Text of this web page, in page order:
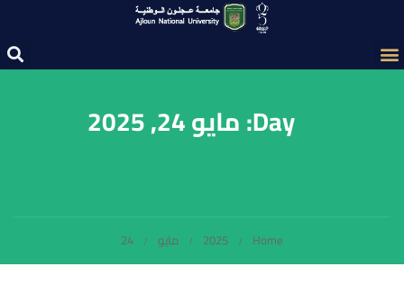
Day: مايو 24, 2025
Home
2025 مايو 24